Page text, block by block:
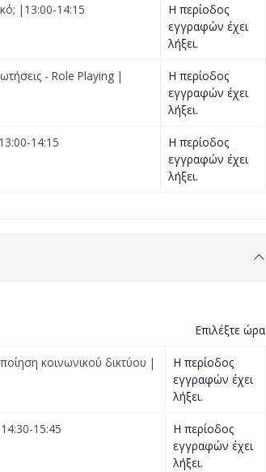
|13:00-14:15
Η περίοδος
εγγραφών έχει
λήξει.
- Role Playing |
Η περίοδος
εγγραφών έχει
λήξει.
14:15
Η περίοδος
εγγραφών έχει
λήξει.
Επιλέξτε ώρα
κοινωνικού δικτύου |
Η περίοδος
εγγραφών έχει
λήξει.
15:45
Η περίοδος
εγγραφών έχει
λήξει.